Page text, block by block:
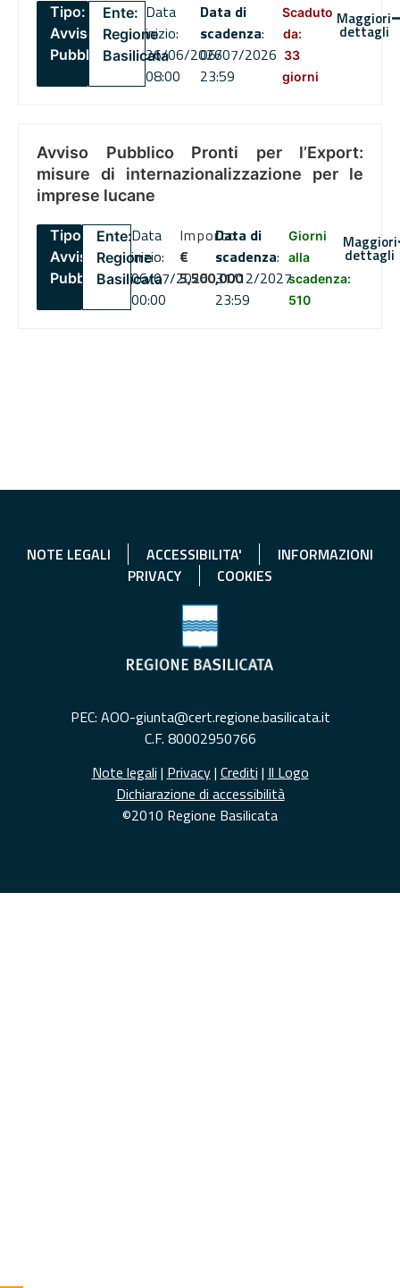
Tipo:
Avviso
Pubblico
Ente:
Regione
Basilicata
Data
inizio:
26/06/2026
08:00
Data di
scadenza:
06/07/2026
23:59
Scaduto
da:
33
giorni
Maggiori
dettagli
Avviso Pubblico Pronti per l’Export:
misure di internazionalizzazione per le
imprese lucane
Tipo:
Avviso
Pubblico
Ente:
Regione
Basilicata
Data
inizio:
06/07/2026
00:00
Importo
€
5,500,000
Data di
scadenza:
31/12/2027
23:59
Giorni
alla
scadenza:
510
Maggiori
dettagli
NOTE LEGALI ACCESSIBILITA'
INFORMAZIONI
PRIVACY
COOKIES
PEC: AOO-giunta@cert.regione.basilicata.it
C.F. 80002950766
Note legali | Privacy| Crediti | Il Logo
Dichiarazione di accessibilità
©2010 Regione Basilicata